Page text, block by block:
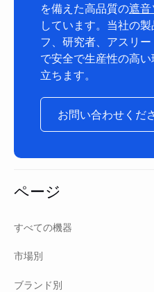
を備えた高品質の遮音
しています。当社の
フ、研究者、アスリ
で安全で生産性の高
立ちます。
お問
お問い合わせくだ
ページ
すべての機器
市場別
ブランド別